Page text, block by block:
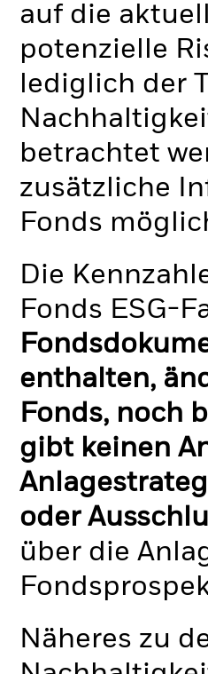
auf die
potenzielle
lediglich der
betrachtet
zusätzliche
Fonds
Die
Fonds ESG-
enthalten,
Fonds, noch
gibt keinen
oder
über die
Näheres zu